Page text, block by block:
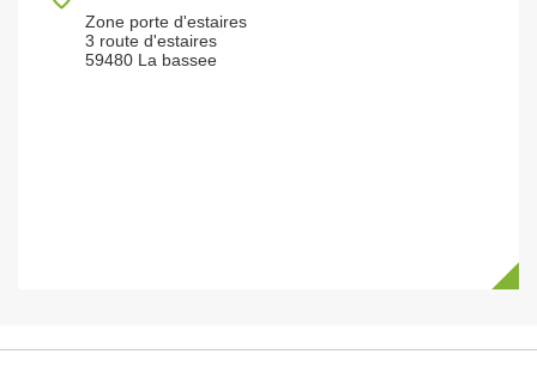
Zone porte d'estaires
3 route d'estaires
59480 La bassee